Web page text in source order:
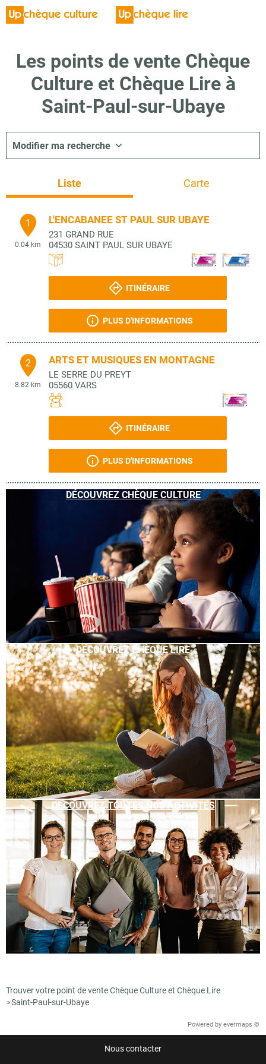
Les points de vente Chèque
Culture et Chèque Lire à
Saint-Paul-sur-Ubaye
Modifier ma recherche
Liste Carte
1
0.04 km
L'ENCABANEE ST PAUL SUR UBAYE
231 GRAND RUE
04530 SAINT PAUL SUR UBAYE
ITINÉRAIRE
PLUS D'INFORMATIONS
2
8.82 km
ARTS ET MUSIQUES EN MONTAGNE
LE SERRE DU PREYT
05560 VARS
ITINÉRAIRE
PLUS D'INFORMATIONS
DÉCOUVREZ CHÈQUE CULTURE
DÉCOUVREZ CHÈQUE LIRE
DÉCOUVREZ TOUTES NOS ACTIVITÉS
Trouver votre point de vente Chèque Culture et Chèque Lire
>Saint-Paul-sur-Ubaye
Powered by evermaps ©
Nous contacter